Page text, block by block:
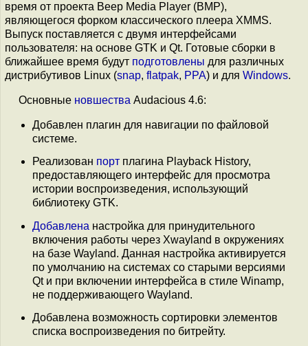
время от проекта Beep Media Player (BMP),
являющегося форком классического плеера XMMS.
Выпуск поставляется с двумя интерфейсами
пользователя: на основе GTK и Qt. Готовые сборки в
ближайшее время будут подготовлены для различных
дистрибутивов Linux (snap, flatpak, PPA) и для Windows.
Основные новшества Audacious 4.6:
Добавлен плагин для навигации по файловой
системе.
Реализован порт плагина Playback History,
предоставляющего интерфейс для просмотра
истории воспроизведения, использующий
библиотеку GTK.
Добавлена настройка для принудительного
включения работы через Xwayland в окружениях
на базе Wayland. Данная настройка активируется
по умолчанию на системах со старыми версиями
Qt и при включении интерфейса в стиле Winamp,
не поддерживающего Wayland.
Добавлена возможность сортировки элементов
списка воспроизведения по битрейту.